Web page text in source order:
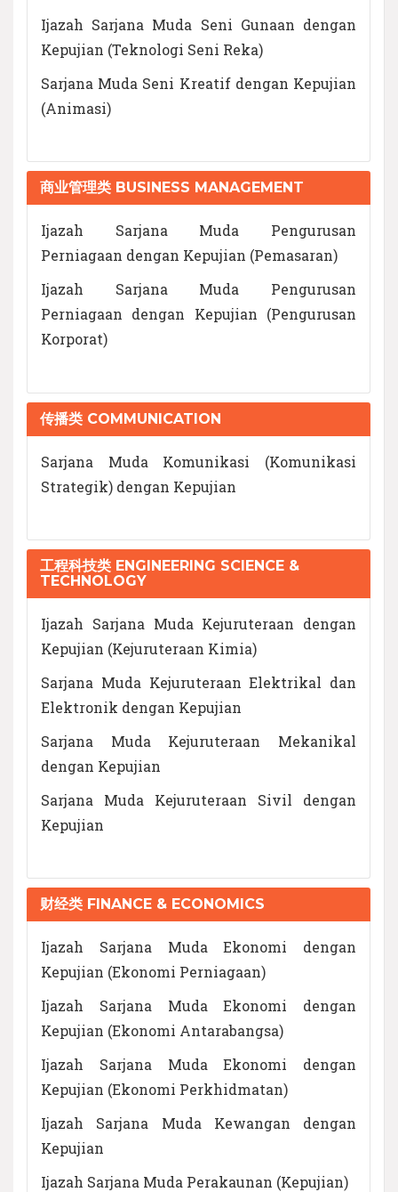
Ijazah Sarjana Muda Seni Gunaan dengan
Kepujian (Teknologi Seni Reka)
Sarjana Muda Seni Kreatif dengan Kepujian
(Animasi)
商业管理类 BUSINESS MANAGEMENT
Ijazah Sarjana Muda Pengurusan
Perniagaan dengan Kepujian (Pemasaran)
Ijazah Sarjana Muda Pengurusan
Perniagaan dengan Kepujian (Pengurusan
Korporat)
传播类 COMMUNICATION
Sarjana Muda Komunikasi (Komunikasi
Strategik) dengan Kepujian
工程科技类 ENGINEERING SCIENCE &
TECHNOLOGY
Ijazah Sarjana Muda Kejuruteraan dengan
Kepujian (Kejuruteraan Kimia)
Sarjana Muda Kejuruteraan Elektrikal dan
Elektronik dengan Kepujian
Sarjana Muda Kejuruteraan Mekanikal
dengan Kepujian
Sarjana Muda Kejuruteraan Sivil dengan
Kepujian
财经类 FINANCE & ECONOMICS
Ijazah Sarjana Muda Ekonomi dengan
Kepujian (Ekonomi Perniagaan)
Ijazah Sarjana Muda Ekonomi dengan
Kepujian (Ekonomi Antarabangsa)
Ijazah Sarjana Muda Ekonomi dengan
Kepujian (Ekonomi Perkhidmatan)
Ijazah Sarjana Muda Kewangan dengan
Kepujian
Ijazah Sarjana Muda Perakaunan (Kepujian)